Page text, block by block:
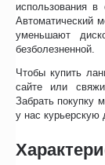
использования
Автоматический
уменьшают
безболезненной.
Чтобы купить
сайте или
Забрать покупку
у нас курьерскую